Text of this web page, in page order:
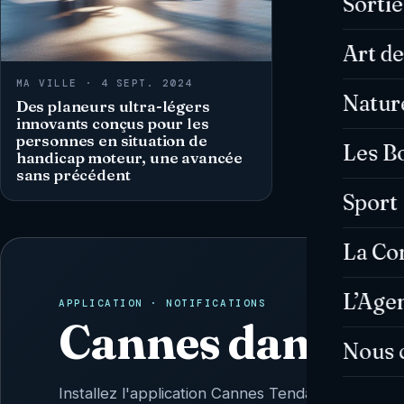
Art
Les
Sport
La
Nous
MA VILLE · 4 SEPT. 2024
Des planeurs ultra-légers
innovants conçus pour les
personnes en situation de
handicap moteur, une avancée
sans précédent
APPLICATION · NOTIFICATIONS
Cannes dans
Installez l'application Cannes Tendances : l'actu